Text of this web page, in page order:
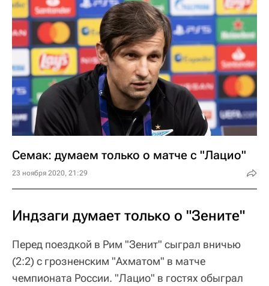
Семак: думаем только о матче с "Лацио"
23 ноября 2020, 21:29
Индзаги думает только о "Зените"
Перед поездкой в Рим "Зенит" сыграл вничью
(2:2) с грозненским "Ахматом" в матче
чемпионата России. "Лацио" в гостях обыграл